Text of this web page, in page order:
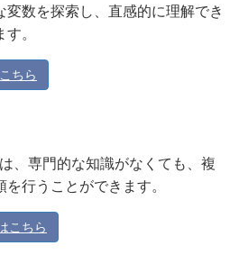
数を探索し、直感的に理解でき
。
ちら
、専門的な知識がなくても、複
行うことができます。
こちら